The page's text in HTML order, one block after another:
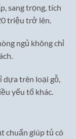
sang trọng, tích
triệu trở lên.
ngủ không chỉ
dựa trên loại gỗ,
yếu tố khác.
chuẩn giúp tủ có